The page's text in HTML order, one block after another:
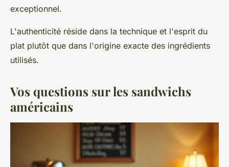
exceptionnel.
L'authenticité réside dans la technique et l'esprit du
plat plutôt que dans l'origine exacte des ingrédients
utilisés.
Vos questions sur les sandwichs
américains